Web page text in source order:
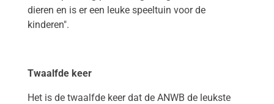
dieren en is er een leuke speeltuin voor de
kinderen".
Twaalfde keer
Het is de twaalfde keer dat de ANWB de leukste